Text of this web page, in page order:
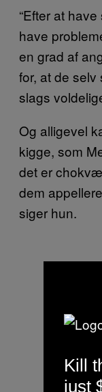
“Efter at
have
en grad af
for, at de
slags
Og alligevel
kigge, som
det er
dem
siger hun.
Kill
just